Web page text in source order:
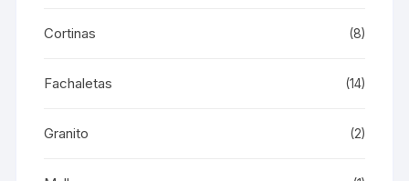
Cortinas (8)
Fachaletas (14)
Granito (2)